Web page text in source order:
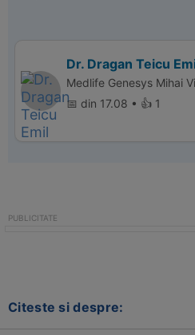
Dr. Dragan Teicu
Medlife Genesys Mihai
📅 din 17.08 • 👍 1
Citeste si despre: